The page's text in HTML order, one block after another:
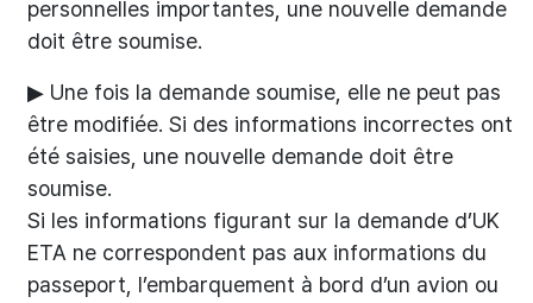
personnelles importantes, une nouvelle demande
doit être soumise.
▶ Une fois la demande soumise, elle ne peut pas
être modifiée. Si des informations incorrectes ont
été saisies, une nouvelle demande doit être
soumise.
Si les informations figurant sur la demande d’UK
ETA ne correspondent pas aux informations du
passeport, l’embarquement à bord d’un avion ou